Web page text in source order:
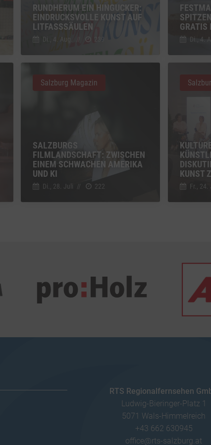
RUNDHERUM EIN HINGUCKER:
EINDRUCKSVOLLE KUNST AUF
LITFASSSÄULEN
Di., 4. Aug. 239
GRATIS
Di., 4.
SALZBURGS
FILMLANDSCHAFT: ZWISCHEN
EINEM SCHWACHEN AMERIKA
UND KI
Di., 28. Juli // 222
Salzburg Magazin
KUNST
Fr., 24.
RTS Regionalfernsehen
Ludwig-Bieringer-Platz 1
5071 Wals-Himmelreich
+43 662 630945
office@rts-salzburg.at
Einbindung zusätzlicher Informationen
Vimeo
YouTube